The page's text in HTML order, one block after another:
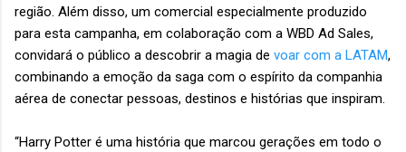
região. Além disso, um comercial especialmente produzido
para esta campanha, em colaboração com a WBD Ad Sales,
convidará o público a descobrir a magia de voar com a LATAM,
combinando a emoção da saga com o espírito da companhia
aérea de conectar pessoas, destinos e histórias que inspiram.
“Harry Potter é uma história que marcou gerações em todo o